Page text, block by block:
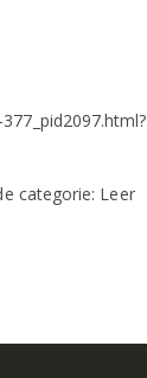
categorie: Leer